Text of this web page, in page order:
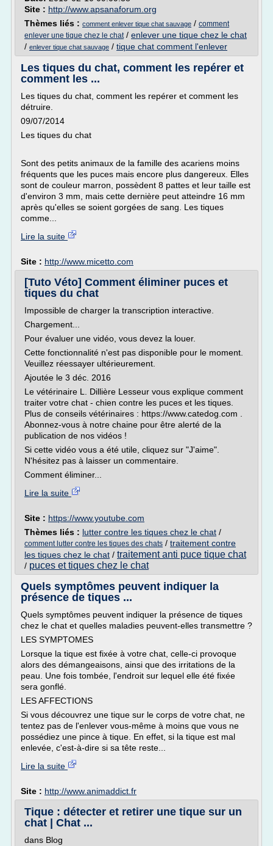
Site : http://www.apsanaforum.org
Thèmes liés : comment enlever tique chat sauvage / comment
enlever une tique chez le chat/ enlever une tique chez le chat
/ enlever tique chat sauvage / tique chat comment l'enlever
Les tiques du chat, comment les repérer et
comment les ...
Les tiques du chat, comment les repérer et comment les
détruire.
09/07/2014
Les tiques du chat
Sont des petits animaux de la famille des acariens moins
fréquents que les puces mais encore plus dangereux. Elles
sont de couleur marron, possèdent 8 pattes et leur taille est
d'environ 3 mm, mais cette dernière peut atteindre 16 mm
après qu'elles se soient gorgées de sang. Les tiques
comme...
Lire la suite
Site : http://www.micetto.com
[Tuto Véto] Comment éliminer puces et
tiques du chat
Impossible de charger la transcription interactive.
Chargement...
Pour évaluer une vidéo, vous devez la louer.
Cette fonctionnalité n'est pas disponible pour le moment.
Veuillez réessayer ultérieurement.
Ajoutée le 3 déc. 2016
Le vétérinaire L. Dillière Lesseur vous explique comment
traiter votre chat - chien contre les puces et les tiques.
Plus de conseils vétérinaires : https://www.catedog.com .
Abonnez-vous à notre chaine pour être alerté de la
publication de nos vidéos !
Si cette vidéo vous a été utile, cliquez sur "J'aime".
N'hésitez pas à laisser un commentaire.
Comment éliminer...
Lire la suite
Site : https://www.youtube.com
Thèmes liés : lutter contre les tiques chez le chat /
comment lutter contre les tiques des chats / traitement contre
les tiques chez le chat / traitement anti puce tique chat
/ puces et tiques chez le chat
Quels symptômes peuvent indiquer la
présence de tiques ...
Quels symptômes peuvent indiquer la présence de tiques
chez le chat et quelles maladies peuvent-elles transmettre ?
LES SYMPTOMES
Lorsque la tique est fixée à votre chat, celle-ci provoque
alors des démangeaisons, ainsi que des irritations de la
peau. Une fois tombée, l'endroit sur lequel elle été fixée
sera gonflé.
LES AFFECTIONS
Si vous découvrez une tique sur le corps de votre chat, ne
tentez pas de l'enlever vous-même à moins que vous ne
possédiez une pince à tique. En effet, si la tique est mal
enlevée, c'est-à-dire si sa tête reste...
Lire la suite
Site : http://www.animaddict.fr
Tique : détecter et retirer une tique sur un
chat | Chat ...
dans Blog